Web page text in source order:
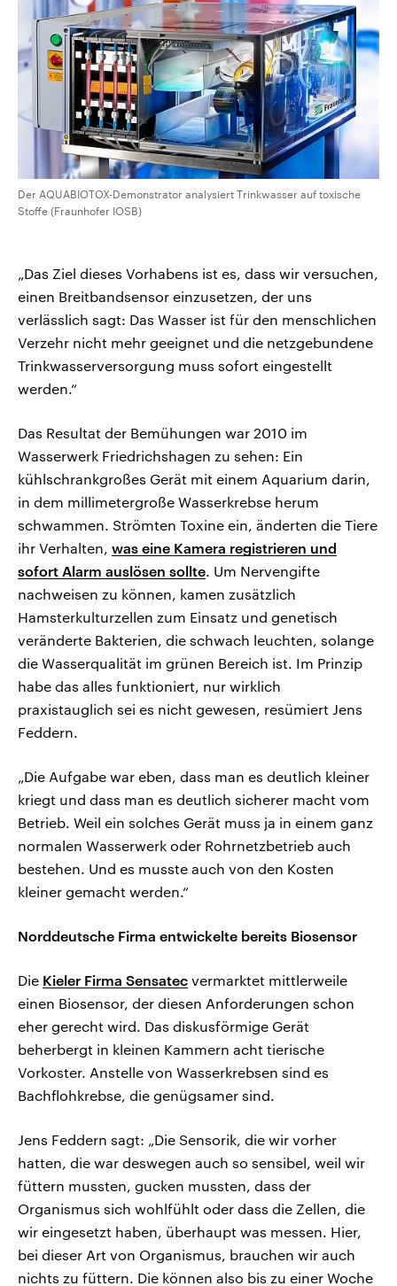
Der AQUABIOTOX-Demonstrator analysiert Trinkwasser auf toxische
Stoffe (Fraunhofer IOSB)
„Das Ziel dieses Vorhabens ist es, dass wir versuchen,
einen Breitbandsensor einzusetzen, der uns
verlässlich sagt: Das Wasser ist für den menschlichen
Verzehr nicht mehr geeignet und die netzgebundene
Trinkwasserversorgung muss sofort eingestellt
werden.“
Das Resultat der Bemühungen war 2010 im
Wasserwerk Friedrichshagen zu sehen: Ein
kühlschrankgroßes Gerät mit einem Aquarium darin,
in dem millimetergroße Wasserkrebse herum
schwammen. Strömten Toxine ein, änderten die Tiere
ihr Verhalten, was eine Kamera registrieren und
sofort Alarm auslösen sollte . Um Nervengifte
nachweisen zu können, kamen zusätzlich
Hamsterkulturzellen zum Einsatz und genetisch
veränderte Bakterien, die schwach leuchten, solange
die Wasserqualität im grünen Bereich ist. Im Prinzip
habe das alles funktioniert, nur wirklich
praxistauglich sei es nicht gewesen, resümiert Jens
Feddern.
„Die Aufgabe war eben, dass man es deutlich kleiner
kriegt und dass man es deutlich sicherer macht vom
Betrieb. Weil ein solches Gerät muss ja in einem ganz
normalen Wasserwerk oder Rohrnetzbetrieb auch
bestehen. Und es musste auch von den Kosten
kleiner gemacht werden.“
Norddeutsche Firma entwickelte bereits Biosensor
Die Kieler Firma Sensatec vermarktet mittlerweile
einen Biosensor, der diesen Anforderungen schon
eher gerecht wird. Das diskusförmige Gerät
beherbergt in kleinen Kammern acht tierische
Vorkoster. Anstelle von Wasserkrebsen sind es
Bachflohkrebse, die genügsamer sind.
Jens Feddern sagt: „Die Sensorik, die wir vorher
hatten, die war deswegen auch so sensibel, weil wir
füttern mussten, gucken mussten, dass der
Organismus sich wohlfühlt oder dass die Zellen, die
wir eingesetzt haben, überhaupt was messen. Hier,
bei dieser Art von Organismus, brauchen wir auch
nichts zu füttern. Die können also bis zu einer Woche